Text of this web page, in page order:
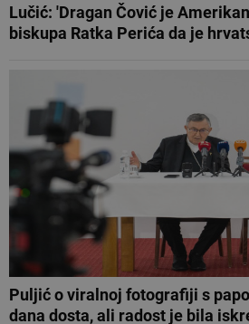
Lučić: 'Dragan Čović je
biskupa Ratka Perića da je
Puljić o viralnoj fotografiji s
dana dosta, ali radost je bila